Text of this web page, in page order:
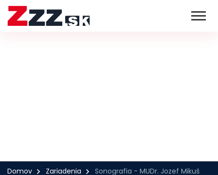
Domov Zariadenia Sonografia - MUDr. Jozef Mikuš